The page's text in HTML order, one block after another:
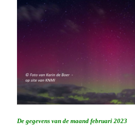
De gegevens van de maand februari 2023